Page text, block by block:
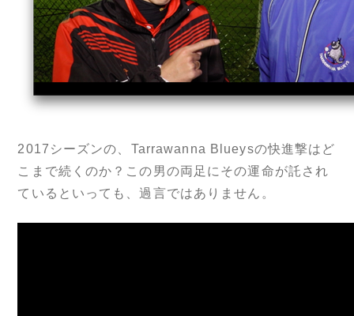
2017シーズンの、Tarrawanna Blueysの快進撃はど
こまで続くのか？この男の両足にその運命が託され
ているといっても、過言ではありません。